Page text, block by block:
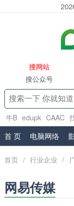
搜网站
搜公众号
牛B edupk CAAC
www.shuifa.cn
首 页 电脑网络
首页 / 行业企业 /
网易传媒